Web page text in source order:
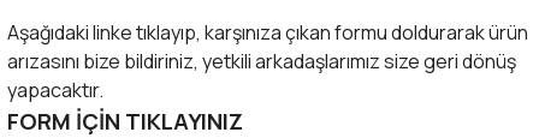
Aşağıdaki linke tıklayıp, karşınıza çıkan formu doldurarak ürün
arızasını bize bildiriniz, yetkili arkadaşlarımız size geri dönüş
yapacaktır.
FORM İÇİN TIKLAYINIZ